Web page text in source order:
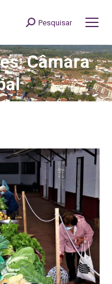
Search:
Pesquisar
Câmara